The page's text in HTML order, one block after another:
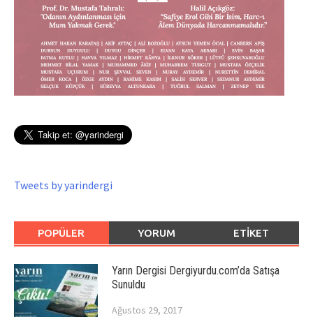
Tweets by yarindergi
POPÜLER YORUM ETIKET
Yarın Dergisi Dergiyurdu.com’da Satışa
Sunuldu
Ağustos 29, 2017